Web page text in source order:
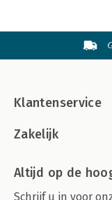
Klantenservice
Zakelijk
Altijd op de
Schrijf u in voor